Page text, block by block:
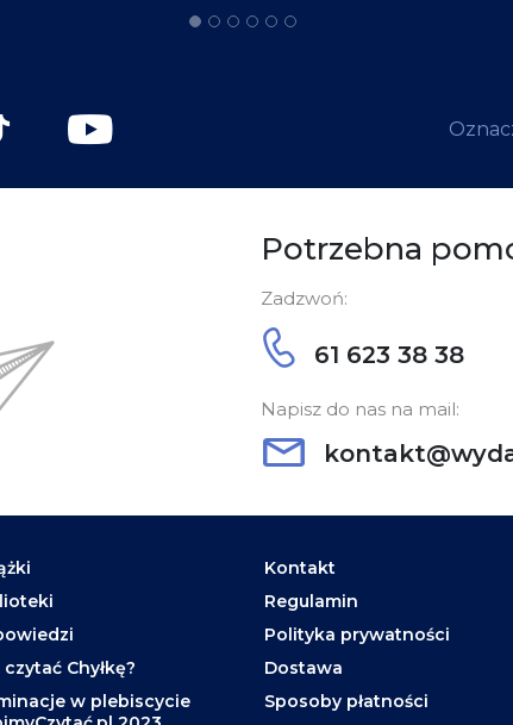
Potrzebna
Zadzwoń:
61 623 38 38
Napisz do nas na mail:
Chyłkę?
w plebiscycie
Kontakt
Regulamin
Polityka prywatności
Dostawa
Sposoby płatności